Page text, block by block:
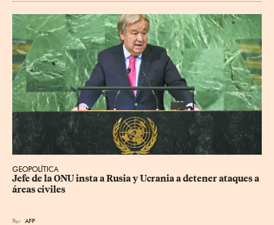
GEOPOLÍTICA
Jefe de la ONU insta a Rusia y Ucrania a detener ataques a
áreas civiles
Por AFP